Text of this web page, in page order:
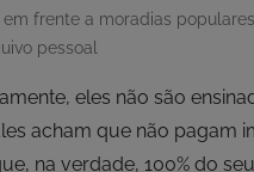
frente a moradias populares
pessoal
eles não são
acham que não pagam
na verdade, 100% do